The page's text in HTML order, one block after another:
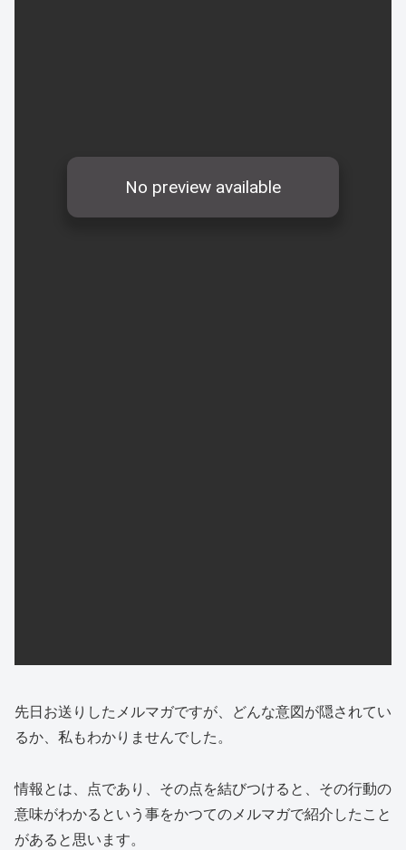
先日お送りしたメルマガですが、どんな意図が隠されてい
るか、私もわかりませんでした。
情報とは、点であり、その点を結びつけると、その行動の
意味がわかるという事をかつてのメルマガで紹介したこと
があると思います。